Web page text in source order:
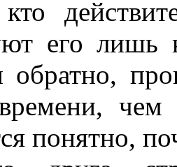
его лишь
обратно,
чем
понятно,